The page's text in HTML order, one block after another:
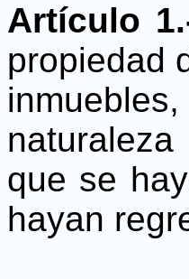
Artículo
propiedad
que se
hayan